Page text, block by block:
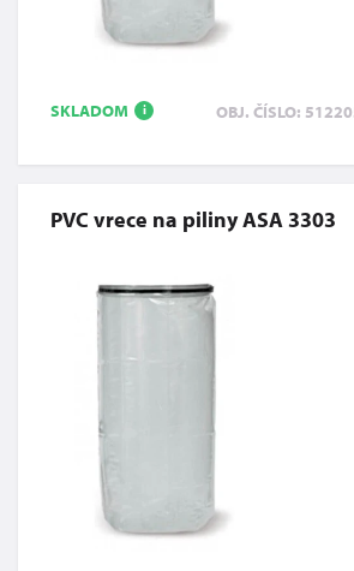
SKLADOM i OBJ. ČÍSLO:
PVC vrece na piliny ASA 3303